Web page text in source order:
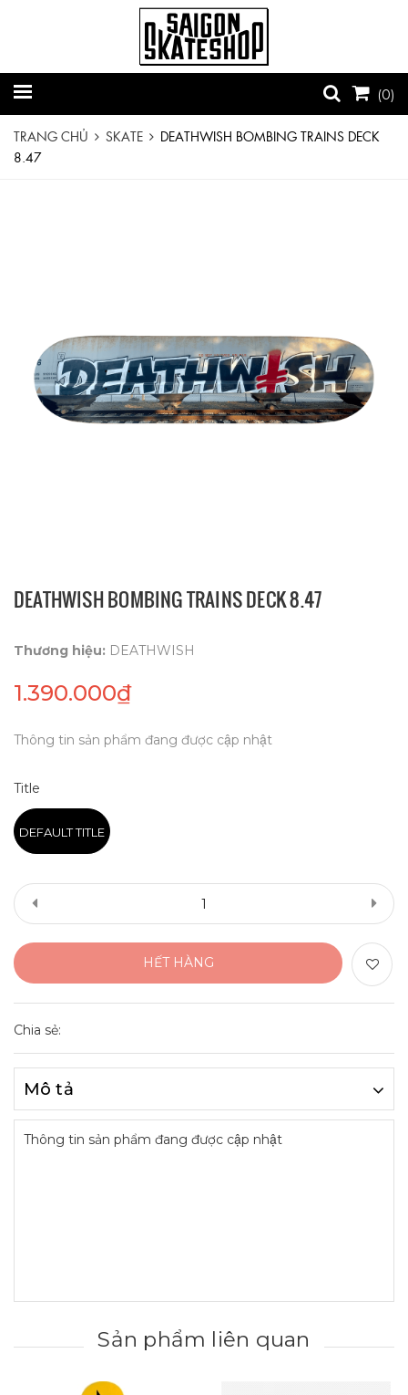
(0)
TRANG CHỦ SKATE
DEATHWISH BOMBING TRAINS DECK
8.47
DEATHWISH BOMBING TRAINS DECK 8.47
Thương hiệu: DEATHWISH
1.390.000₫
Thông tin sản phẩm đang được cập nhật
Title
DEFAULT TITLE
HẾT HÀNG
Chia sẻ:
Mô tả
Thông tin sản phẩm đang được cập nhật
Sản phẩm liên quan